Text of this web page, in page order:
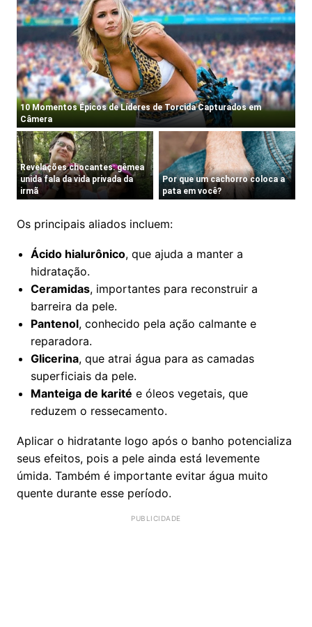
Os principais aliados incluem:
Ácido hialurônico, que ajuda a manter a
hidratação.
Ceramidas, importantes para reconstruir a
barreira da pele.
Pantenol, conhecido pela ação calmante e
reparadora.
Glicerina, que atrai água para as camadas
superficiais da pele.
Manteiga de karité e óleos vegetais, que
reduzem o ressecamento.
Aplicar o hidratante logo após o banho potencializa
seus efeitos, pois a pele ainda está levemente
úmida. Também é importante evitar água muito
quente durante esse período.